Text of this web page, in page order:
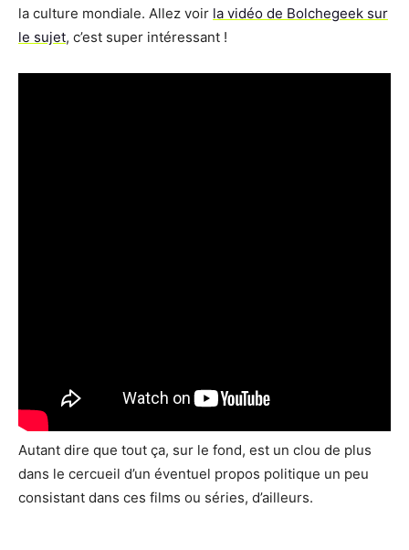
la culture mondiale. Allez voir la vidéo de Bolchegeek sur
le sujet, c’est super intéressant !
Autant dire que tout ça, sur le fond, est un clou de plus
dans le cercueil d’un éventuel propos politique un peu
consistant dans ces films ou séries, d’ailleurs.